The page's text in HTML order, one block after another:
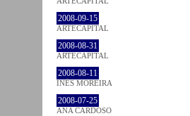
2008-09-15
ARTECAPITAL
2008-08-31
ARTECAPITAL
2008-08-11
INÊS MOREIRA
2008-07-25
ANA CARDOSO